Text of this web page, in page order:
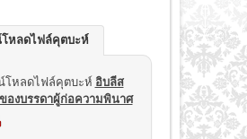
โหลดไฟล์คุตบะห์
โหลดไฟล์คุตบะห์ อิบลีส
องบรรดาผู้ก่อความพินาศ